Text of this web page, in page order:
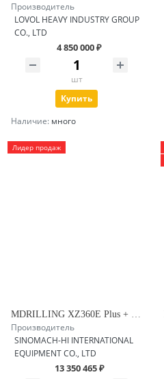
Производитель
LOVOL HEAVY INDUSTRY GROUP
CO., LTD
4 850 000 ₽
шт
Купить
Наличие: много
Лидер продаж
Производитель
SINOMACH-HI INTERNATIONAL
EQUIPMENT CO., LTD
13 350 465 ₽